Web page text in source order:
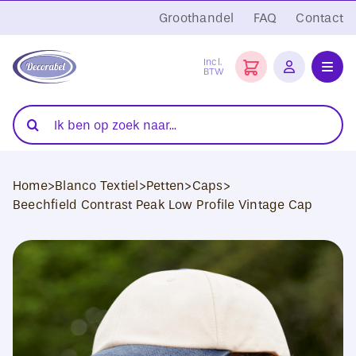
naar
inhoud
Groothandel FAQ Contact
Incl.
BTW
Folies
Transferpersen
Blanco Textiel
Hobby Artikelen
DTF Transfers
Zoeken
naar:
Home>Blanco Textiel>Petten>Caps>
Beechfield Contrast Peak Low Profile Vintage Cap